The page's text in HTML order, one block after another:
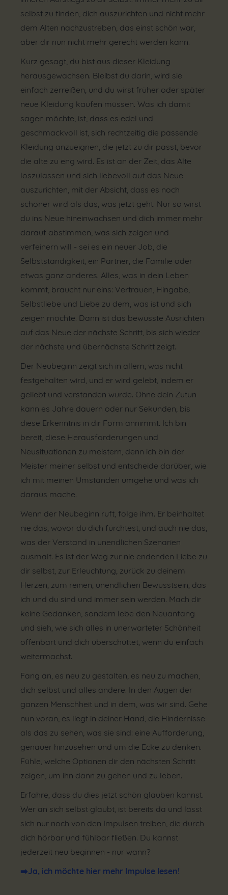
selbst zu finden, dich auszurichten und nicht mehr
dem Alten nachzustreben, das einst schön war,
aber dir nun nicht mehr gerecht werden kann.
Kurz gesagt, du bist aus dieser Kleidung
herausgewachsen. Bleibst du darin, wird sie
einfach zerreißen, und du wirst früher oder später
neue Kleidung kaufen müssen. Was ich damit
sagen möchte, ist, dass es edel und
geschmackvoll ist, sich rechtzeitig die passende
Kleidung anzueignen, die jetzt zu dir passt, bevor
die alte zu eng wird. Es ist an der Zeit, das Alte
loszulassen und sich liebevoll auf das Neue
auszurichten, mit der Absicht, dass es noch
schöner wird als das, was jetzt geht. Nur so wirst
du ins Neue hineinwachsen und dich immer mehr
darauf abstimmen, was sich zeigen und
verfeinern will - sei es ein neuer Job, die
Selbstständigkeit, ein Partner, die Familie oder
etwas ganz anderes. Alles, was in dein Leben
kommt, braucht nur eins: Vertrauen, Hingabe,
Selbstliebe und Liebe zu dem, was ist und sich
zeigen möchte. Dann ist das bewusste Ausrichten
auf das Neue der nächste Schritt, bis sich wieder
der nächste und übernächste Schritt zeigt.
Der Neubeginn zeigt sich in allem, was nicht
festgehalten wird, und er wird gelebt, indem er
geliebt und verstanden wurde. Ohne dein Zutun
kann es Jahre dauern oder nur Sekunden, bis
diese Erkenntnis in dir Form annimmt. Ich bin
bereit, diese Herausforderungen und
Neusituationen zu meistern, denn ich bin der
Meister meiner selbst und entscheide darüber, wie
ich mit meinen Umständen umgehe und was ich
daraus mache.
Wenn der Neubeginn ruft, folge ihm. Er beinhaltet
nie das, wovor du dich fürchtest, und auch nie das,
was der Verstand in unendlichen Szenarien
ausmalt. Es ist der Weg zur nie endenden Liebe zu
dir selbst, zur Erleuchtung, zurück zu deinem
Herzen, zum reinen, unendlichen Bewusstsein, das
ich und du sind und immer sein werden. Mach dir
keine Gedanken, sondern lebe den Neuanfang
und sieh, wie sich alles in unerwarteter Schönheit
offenbart und dich überschüttet, wenn du einfach
weitermachst.
Fang an, es neu zu gestalten, es neu zu machen,
dich selbst und alles andere. In den Augen der
ganzen Menschheit und in dem, was wir sind. Gehe
nun voran, es liegt in deiner Hand, die Hindernisse
als das zu sehen, was sie sind: eine Aufforderung,
genauer hinzusehen und um die Ecke zu denken.
Fühle, welche Optionen dir den nächsten Schritt
zeigen, um ihn dann zu gehen und zu leben.
Erfahre, dass du dies jetzt schön glauben kannst.
Wer an sich selbst glaubt, ist bereits da und lässt
sich nur noch von den Impulsen treiben, die durch
dich hörbar und fühlbar fließen. Du kannst
jederzeit neu beginnen - nur wann?
➡️Ja, ich möchte hier mehr Impulse lesen!